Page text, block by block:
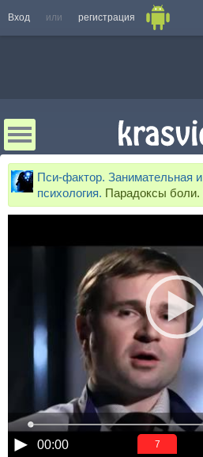
Вход или регистрация
Пси-фактор. Занимательная и
психология. Парадоксы
00:00 6